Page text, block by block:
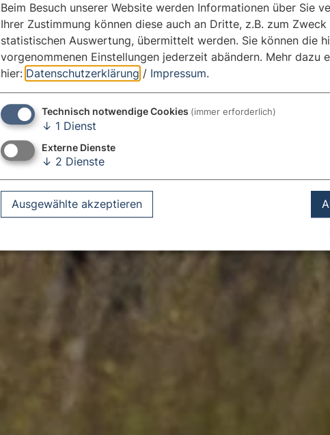
Beim Besuch unserer Website werden Informationen über Sie
Ihrer Zustimmung können diese auch an Dritte, z.B. zum Zweck
statistischen Auswertung, übermittelt werden. Sie können die
vorgenommenen Einstellungen jederzeit abändern. Mehr dazu
hier: Datenschutzerklärung / Impressum.
Technisch notwendige Cookies (immer erforderlich)
↓ 1 Dienst
Externe Dienste
↓ 2 Dienste
Ausgewählte akzeptieren